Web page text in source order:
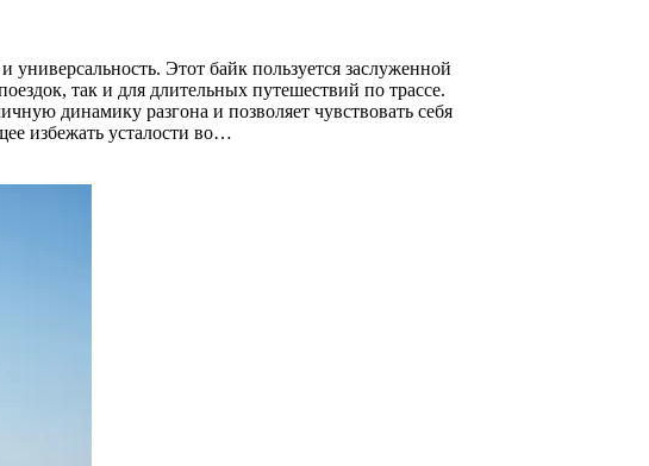
Этот байк пользуется заслуженной
так и для длительных путешествий по трассе.
динамику разгона и позволяет чувствовать себя
избежать усталости во…